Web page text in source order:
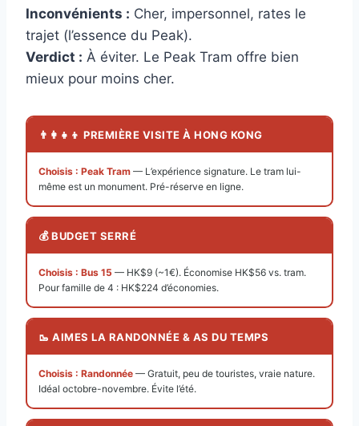
Inconvénients : Cher, impersonnel, rates le
trajet (l’essence du Peak).
Verdict : À éviter. Le Peak Tram offre bien
mieux pour moins cher.
👨‍👩‍👧‍👦 PREMIÈRE VISITE À HONG KONG
Choisis : Peak Tram — L’expérience signature. Le tram lui-
même est un monument. Pré-réserve en ligne.
💰 BUDGET SERRÉ
Choisis : Bus 15 — HK$9 (~1€). Économise HK$56 vs. tram.
Pour famille de 4 : HK$224 d’économies.
🥾 AIMES LA RANDONNÉE & AS DU TEMPS
Choisis : Randonnée — Gratuit, peu de touristes, vraie nature.
Idéal octobre-novembre. Évite l’été.